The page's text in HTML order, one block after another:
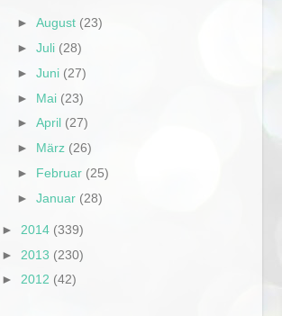
►August (23)
►Juli (28)
►Juni (27)
► Mai (23)
►April (27)
► März (26)
► Februar (25)
►Januar (28)
► 2014 (339)
► 2013 (230)
► 2012 (42)